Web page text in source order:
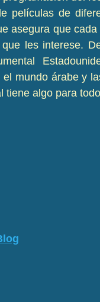
películas de
asegura que
les interese.
mundo árabe y
tiene algo para